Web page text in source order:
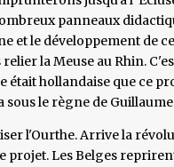
panneaux
et le développement de
la Meuse au Rhin.
était hollandaise que ce
sous le règne de
l'Ourthe. Arrive la
projet. Les Belges